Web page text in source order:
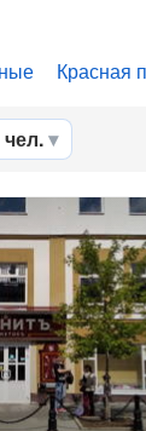
Красная
чел.